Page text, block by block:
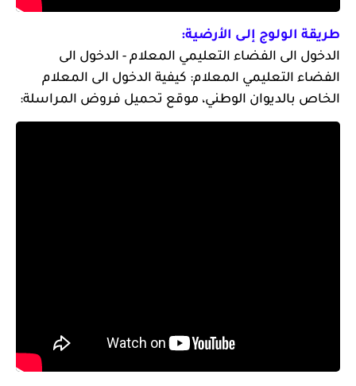
طريقة الولوج إلـى الأرضية:
الدخول الى الفضاء التعليمي المعلام - الدخول الى
الفضاء التعليمي المعلام: كيفية الدخول الى المعلام
الخاص بالديوان الوطني، موقع تحميل فروض المراسلة: